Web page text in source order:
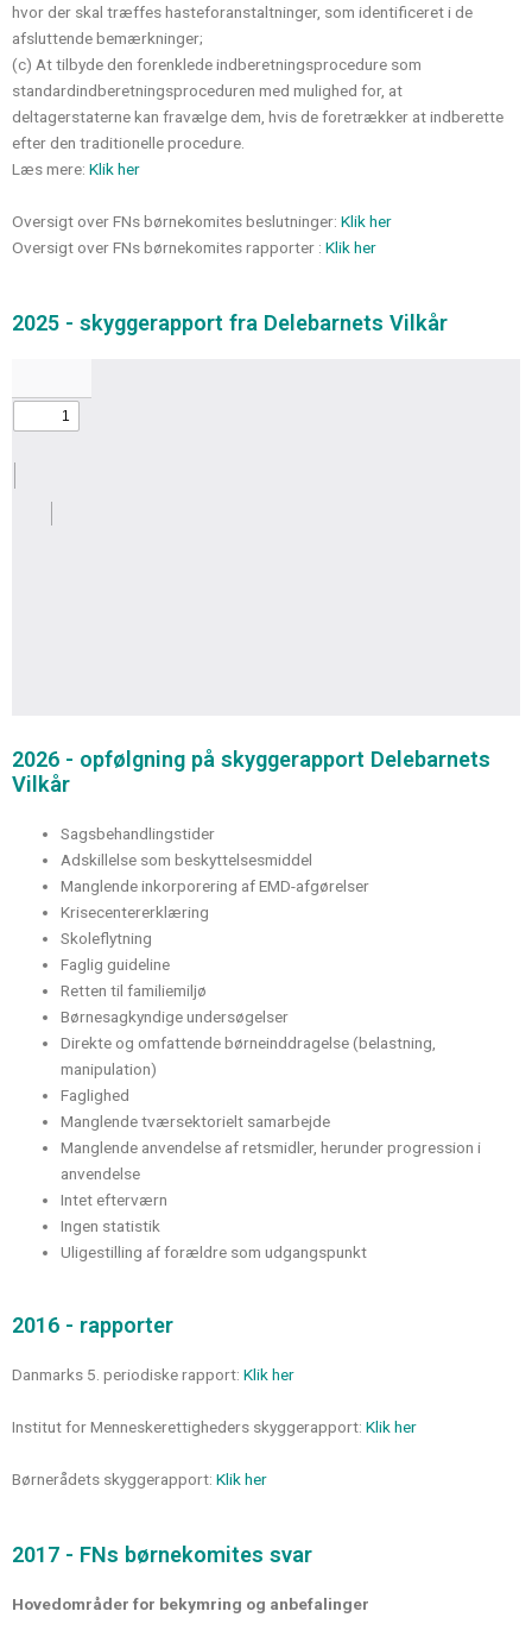
hvor der skal træffes hasteforanstaltninger, som identificeret i de
afsluttende bemærkninger;
(c) At tilbyde den forenklede indberetningsprocedure som
standardindberetningsproceduren med mulighed for, at
deltagerstaterne kan fravælge dem, hvis de foretrækker at indberette
efter den traditionelle procedure.
Læs mere: Klik her
Oversigt over FNs børnekomites beslutninger: Klik her
Oversigt over FNs børnekomites rapporter : Klik her
2025 - skyggerapport fra Delebarnets Vilkår
2026 - opfølgning på skyggerapport Delebarnets
Vilkår
Sagsbehandlingstider
Adskillelse som beskyttelsesmiddel
Manglende inkorporering af EMD-afgørelser
Krisecentererklæring
Skoleflytning
Faglig guideline
Retten til familiemiljø
Børnesagkyndige undersøgelser
Direkte og omfattende børneinddragelse (belastning,
manipulation)
Faglighed
Manglende tværsektorielt samarbejde
Manglende anvendelse af retsmidler, herunder progression i
anvendelse
Intet efterværn
Ingen statistik
Uligestilling af forældre som udgangspunkt
2016 - rapporter
Danmarks 5. periodiske rapport: Klik her
Institut for Menneskerettigheders skyggerapport: Klik her
Børnerådets skyggerapport: Klik her
2017 - FNs børnekomites svar
Hovedområder for bekymring og anbefalinger